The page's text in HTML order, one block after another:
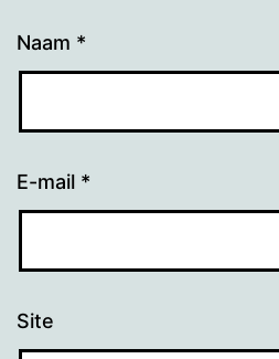
Naam *
E-mail *
Site